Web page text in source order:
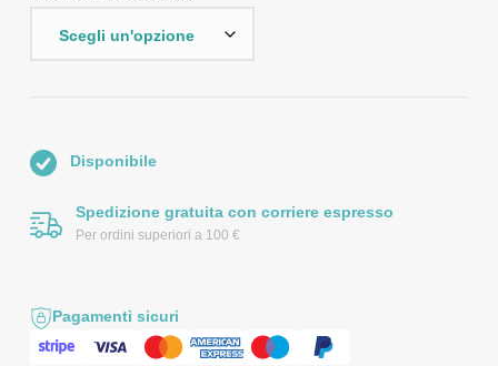
Disponibile
Spedizione gratuita con corriere espresso
Per ordini superiori a 100 €
Pagamenti sicuri